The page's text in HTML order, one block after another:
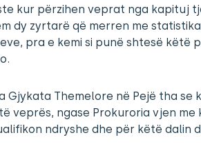
kur përzihen veprat nga kapituj
dy zyrtarë që merren me
pra e kemi si punë shtesë këtë
Gjykata Themelore në Pejë tha se
veprës, ngase Prokuroria vjen
ndryshe dhe për këtë dalin